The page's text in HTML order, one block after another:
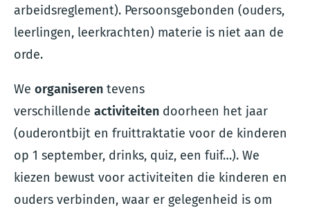
arbeidsreglement). Persoonsgebonden (ouders,
leerlingen, leerkrachten) materie is niet aan de
orde.
We organiseren tevens
verschillende activiteiten doorheen het jaar
(ouderontbijt en fruittraktatie voor de kinderen
op 1 september, drinks, quiz, een fuif…). We
kiezen bewust voor activiteiten die kinderen en
ouders verbinden, waar er gelegenheid is om